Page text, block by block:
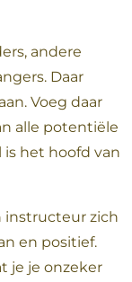
andere
Daar
Voeg daar
alle potentiële
is het hoofd van
instructeur zich
en positief.
je je onzeker